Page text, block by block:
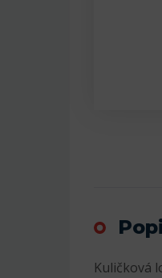
Kuličková